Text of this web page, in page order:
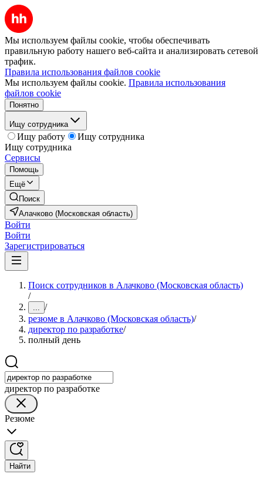
Мы используем файлы cookie, чтобы обеспечивать
правильную работу нашего веб-сайта и анализировать сетевой
трафик.
Правила использования файлов cookie
Мы используем файлы cookie. Правила использования
файлов cookie
Понятно
Ищу сотрудника
Ищу работу
Ищу сотрудника
Ищу сотрудника
Сервисы
Помощь
Ещё
Поиск
Алачково (Московская область)
Войти
Войти
Зарегистрироваться
Поиск сотрудников в Алачково (Московская область)
/
... /
резюме в Алачково (Московская область)/
директор по разработке/
полный день
директор по разработке
Резюме
Найти